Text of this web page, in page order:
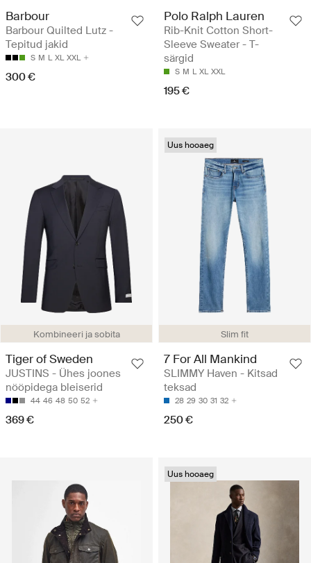
Barbour
Barbour Quilted Lutz -
Tepitud jakid
S M L XL XXL
300 €
Polo Ralph Lauren
Rib-Knit Cotton Short-
Sleeve Sweater - T-
särgid
S M L XL XXL
195 €
Kombineeri ja sobita
Tiger of Sweden
JUSTINS - Ühes joones
nööpidega bleiserid
44 46 48 50 52
369 €
Slim fit
Uus hooaeg
7 For All Mankind
SLIMMY Haven - Kitsad
teksad
28 29 30 31 32
250 €
Uus hooaeg